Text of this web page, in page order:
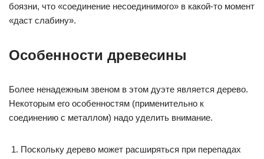
боязни, что «соединение несоединимого» в какой-то момент
«даст слабину».
Особенности древесины
Более ненадежным звеном в этом дуэте является дерево.
Некоторым его особенностям (применительно к
соединению с металлом) надо уделить внимание.
Поскольку дерево может расширяться при перепадах